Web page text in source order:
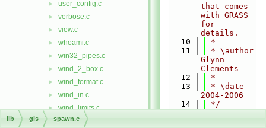
► user_config.c
► verbose.c
► view.c
► whoami.c
► win32_pipes.c
► wind_2_box.c
► wind_format.c
► wind_in.c
► wind_limits.c
► wind_overlap.c
that comes
with GRASS
for
details.
   10
*
   11
* \author
Glynn
Clements
   12
*
   13
* \date
2004-2006
   14
*/
lib gis spawn.c